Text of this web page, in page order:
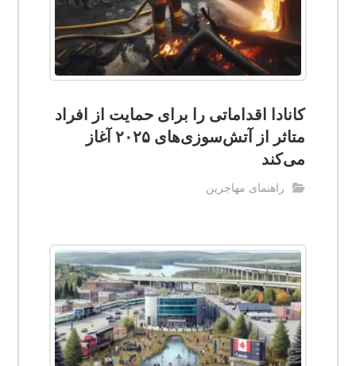
کانادا اقداماتی را برای حمایت از افراد
متاثر از آتش‌سوزی‌های ۲۰۲۵ آغاز
می‌کند
راهنمای مهاجرین